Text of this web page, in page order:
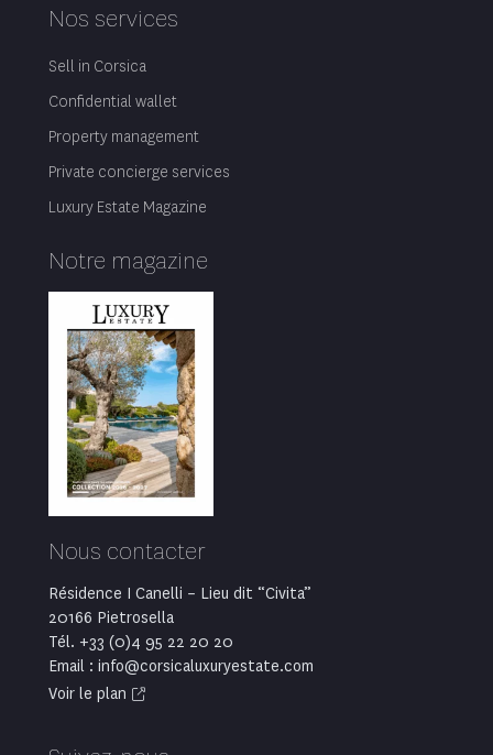
Nos services
Sell in Corsica
Confidential wallet
Property management
Private concierge services
Luxury Estate Magazine
Notre magazine
Nous contacter
Résidence I Canelli – Lieu dit “Civita”
20166 Pietrosella
Tél. +33 (0)4 95 22 20 20
Email : info@corsicaluxuryestate.com
Voir le plan